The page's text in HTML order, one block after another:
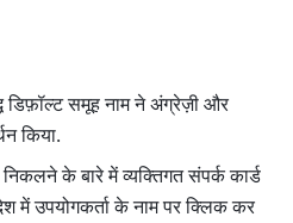
डिफ़ॉल्ट समूह नाम ने अंग्रेज़ी और
किया.
के बारे में व्यक्तिगत संपर्क कार्ड
उपयोगकर्ता के नाम पर क्लिक कर